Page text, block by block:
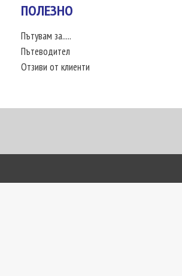
ПОЛЕЗНО
Пътувам за.....
Пътеводител
Отзиви от клиенти